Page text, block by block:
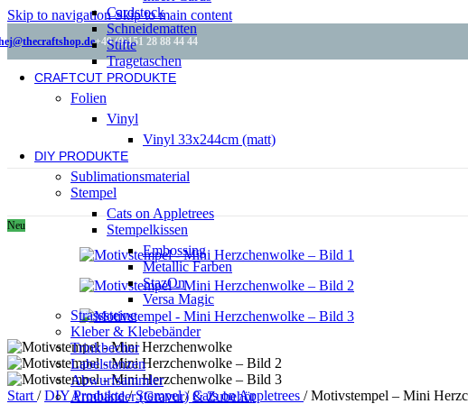
Skip to navigationSkip to main content
+49 (0)151 28 88 44 44
Cardstock
Schneidematten
Stifte
Tragetaschen
CRAFTCUT PRODUKTE
Folien
Vinyl
Vinyl 33x244cm (matt)
DIY PRODUKTE
Sublimationsmaterial
Stempel
Cats on Appletrees
Stempelkissen
Embossing
Metallic Farben
StazOn
Versa Magic
Strasssteine
Kleber & Klebebänder
Trinkbecher
Labelstanzen
Abwurfsammler
Armbänder (Gravur) & Zubehör
Neu
Start / DIY Produkte/ Stempel/ Cats on Appletrees / Motivstempel – Mini